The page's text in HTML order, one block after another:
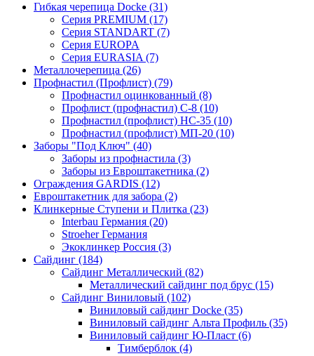
Гибкая черепица Docke (31)
Серия PREMIUM (17)
Серия STANDART (7)
Серия EUROPA
Серия EURASIA (7)
Металлочерепица (26)
Профнастил (Профлист) (79)
Профнастил оцинкованный (8)
Профлист (профнастил) С-8 (10)
Профнастил (профлист) НС-35 (10)
Профнастил (профлист) МП-20 (10)
Заборы "Под Ключ" (40)
Заборы из профнастила (3)
Заборы из Евроштакетника (2)
Ограждения GARDIS (12)
Евроштакетник для забора (2)
Клинкерные Ступени и Плитка (23)
Interbau Германия (20)
Stroeher Германия
Экоклинкер Россия (3)
Сайдинг (184)
Сайдинг Металлический (82)
Металлический сайдинг под брус (15)
Сайдинг Виниловый (102)
Виниловый сайдинг Docke (35)
Виниловый сайдинг Альта Профиль (35)
Виниловый сайдинг Ю-Пласт (6)
Тимберблок (4)